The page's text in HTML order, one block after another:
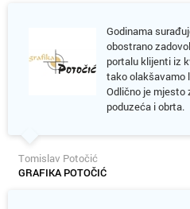
Godinama
obostrano
portalu klijenti iz
tako olakšavamo
Odlično je mjesto
poduzeća i obrta.
Tomislav Potočić
GRAFIKA POTOČIĆ